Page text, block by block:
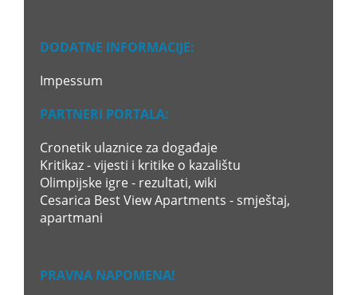
DODATNE INFORMACIJE:
Impessum
PARTNERI PORTALA:
Cronetik ulaznice za događaje
Kritikaz - vijesti i kritike o kazalištu
Olimpijske igre - rezultati, wiki
Cesarica Best View Apartments - smještaj,
apartmani
PRAVNA NAPOMENA!